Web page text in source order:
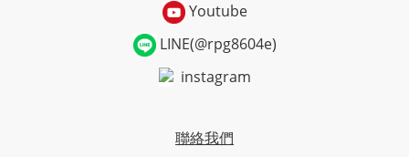
Youtube
LINE(@rpg8604e)
instagram
聯絡我們